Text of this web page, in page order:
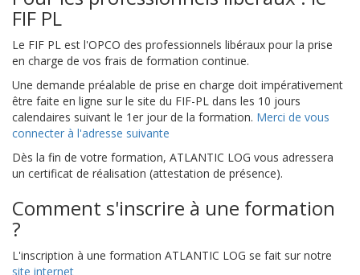
FIF PL
Le FIF PL est l'OPCO des professionnels libéraux pour la prise
en charge de vos frais de formation continue.
Une demande préalable de prise en charge doit impérativement
être faite en ligne sur le site du FIF-PL dans les 10 jours
calendaires suivant le 1er jour de la formation. Merci de vous
connecter à l'adresse suivante
Dès la fin de votre formation, ATLANTIC LOG vous adressera
un certificat de réalisation (attestation de présence).
Comment s'inscrire à une formation
?
L'inscription à une formation ATLANTIC LOG se fait sur notre
site internet